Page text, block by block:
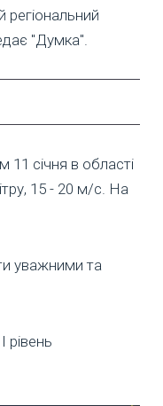
регіональний
"Думка".
11 січня в області
15 - 20 м/с. На
уважними та
рівень